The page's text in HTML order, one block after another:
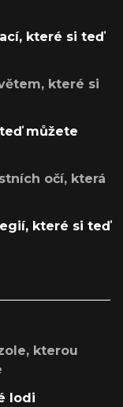
které si teď
které si
můžete
očí, která
které si teď
kterou
lodi